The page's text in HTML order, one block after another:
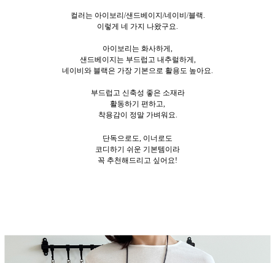
컬러는 아이보리/샌드베이지/네이비/블랙.
이렇게 네 가지 나왔구요.
아이보리는 화사하게,
샌드베이지는 부드럽고 내추럴하게,
네이비와 블랙은 가장 기본으로 활용도 높아요.
부드럽고 신축성 좋은 소재라
활동하기 편하고,
착용감이 정말 가벼워요.
단독으로도, 이너로도
코디하기 쉬운 기본템이라
꼭 추천해드리고 싶어요!